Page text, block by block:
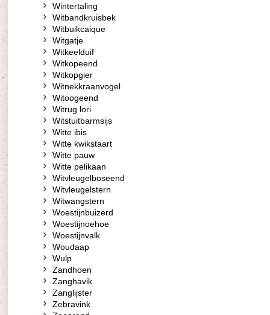
Wintertaling
Witbandkruisbek
Witbuikcaique
Witgatje
Witkeelduif
Witkopeend
Witkopgier
Witnekkraanvogel
Witoogeend
Witrug lori
Witstuitbarmsijs
Witte ibis
Witte kwikstaart
Witte pauw
Witte pelikaan
Witvleugelboseend
Witvleugelstern
Witwangstern
Woestijnbuizerd
Woestijnoehoe
Woestijnvalk
Woudaap
Wulp
Zandhoen
Zanghavik
Zanglijster
Zebravink